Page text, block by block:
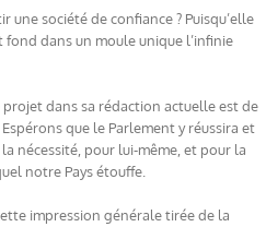
une société de confiance ? Puisqu’elle
dans un moule unique l’infinie
dans sa rédaction actuelle est de
que le Parlement y réussira et
nécessité, pour lui-même, et pour la
notre Pays étouffe.
impression générale tirée de la